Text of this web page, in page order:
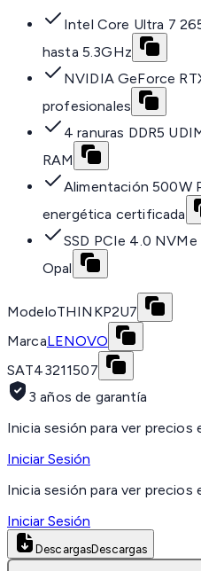
Intel Core Ultra 7
hasta 5.3GHz
NVIDIA GeForce
profesionales
4 ranuras DDR5
RAM
Alimentación 500W
energética certificada
SSD PCIe 4.0
Opal
ModeloTHINKP2U7
MarcaLENOVO
SAT43211507
3 años de garantía
Inicia sesión para ver precios
Iniciar Sesión
Inicia sesión para ver precios
Iniciar Sesión
DescargasDescargas